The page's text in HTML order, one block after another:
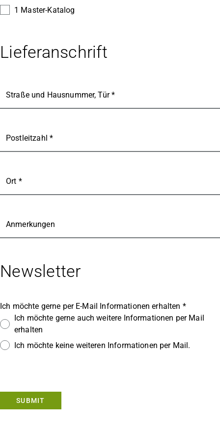
1 Master-Katalog
Lieferanschrift
Straße und Hausnummer, Tür *
Postleitzahl *
Ort *
Anmerkungen
Newsletter
Ich möchte gerne per E-Mail Informationen erhalten *
Ich möchte gerne auch weitere Informationen per Mail
erhalten
Ich möchte keine weiteren Informationen per Mail.
SUBMIT